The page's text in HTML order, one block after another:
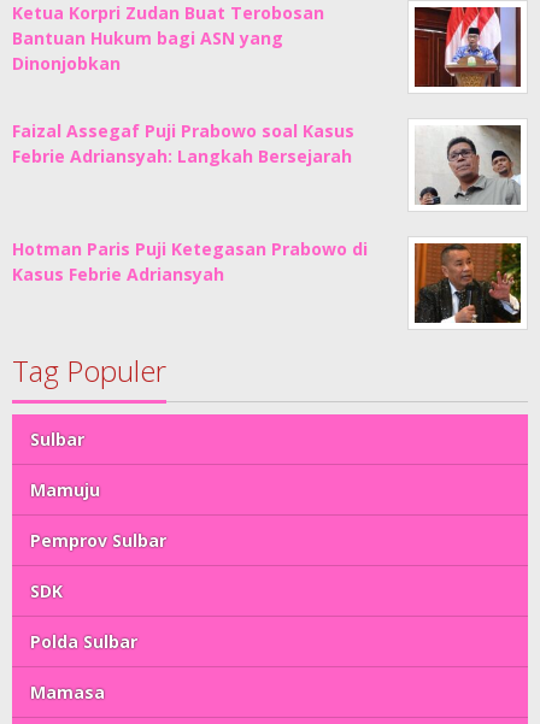
Ketua Korpri Zudan Buat Terobosan
Bantuan Hukum bagi ASN yang
Dinonjobkan
Faizal Assegaf Puji Prabowo soal Kasus
Febrie Adriansyah: Langkah Bersejarah
Hotman Paris Puji Ketegasan Prabowo di
Kasus Febrie Adriansyah
Tag Populer
Sulbar
Mamuju
Pemprov Sulbar
SDK
Polda Sulbar
Mamasa